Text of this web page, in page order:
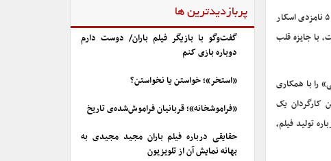
، الکساندر پین کارگردانی که با جدیدترین فیلمش «جاماندگان» ۵ نامزدی اسکار
با جایزه قلب
فرعی» را با همکاری
کارگردان یک
تولید فیلم،
پربازدیدترین ها
گفت‌وگو با بازیگر فیلم باران/ دوست دارم
دوباره بازی کنم
«استخر»؛ خواستن یا نخواستن؟
«فراموشخانه»؛ قربانیان فراموش‌شده‌ی تاریخ
حقایقی درباره فیلم باران مجید مجیدی به
بهانه نمایش آن از تلویزیون